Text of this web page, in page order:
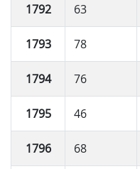
1792 63
1793 78
1794 76
1795 46
1796 68